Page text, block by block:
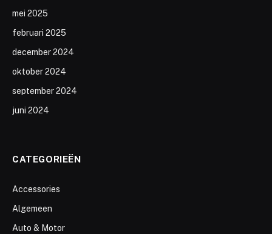
mei 2025
februari 2025
december 2024
oktober 2024
september 2024
juni 2024
CATEGORIEËN
Accessories
Algemeen
Auto & Motor